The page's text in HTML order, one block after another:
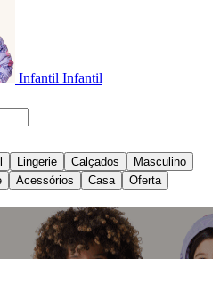
Infantil Infantil
Lingerie Calçados
Masculino
Acessórios Casa Oferta